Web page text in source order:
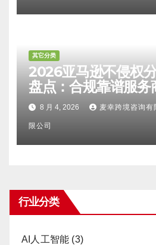
其它分类
2026亚马逊不侵权
盘点：合规靠谱服务
避坑FAQ及标杆机
8 月 4, 2026 麦幸跨境咨询
限公司
行业分类
AI人工智能 (3)